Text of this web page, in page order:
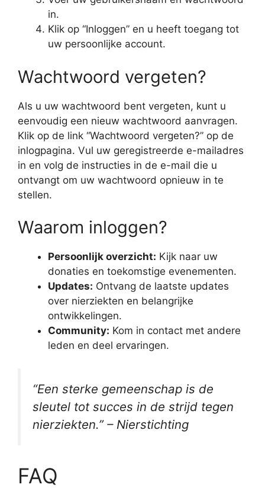
in.
Klik op “Inloggen” en u heeft toegang tot
uw persoonlijke account.
Wachtwoord vergeten?
Als u uw wachtwoord bent vergeten, kunt u
eenvoudig een nieuw wachtwoord aanvragen.
Klik op de link “Wachtwoord vergeten?” op de
inlogpagina. Vul uw geregistreerde e-mailadres
in en volg de instructies in de e-mail die u
ontvangt om uw wachtwoord opnieuw in te
stellen.
Waarom inloggen?
Persoonlijk overzicht: Kijk naar uw
donaties en toekomstige evenementen.
Updates: Ontvang de laatste updates
over nierziekten en belangrijke
ontwikkelingen.
Community: Kom in contact met andere
leden en deel ervaringen.
“Een sterke gemeenschap is de
sleutel tot succes in de strijd tegen
nierziekten.” – Nierstichting
FAQ